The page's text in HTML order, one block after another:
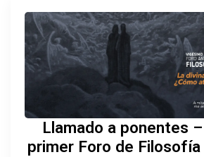
Llamado a ponentes
primer Foro de Filosofía